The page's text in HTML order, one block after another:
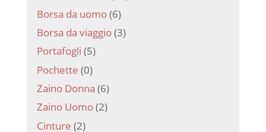
Borsa da uomo(6)
Borsa da viaggio(3)
Portafogli (5)
Pochette (0)
Zaino Donna (6)
Zaino Uomo(2)
Cinture (2)